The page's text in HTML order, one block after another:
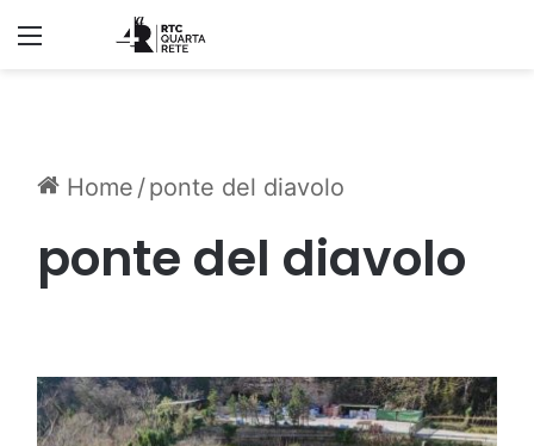
Home /ponte del diavolo
ponte del diavolo